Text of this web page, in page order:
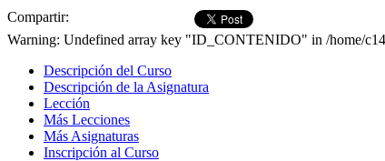
Compartir:
Warning: Undefined array key "ID_CONTENIDO" in /home/
Descripción del Curso
Descripción de la Asignatura
Lección
Más Lecciones
Más Asignaturas
Inscripción al Curso